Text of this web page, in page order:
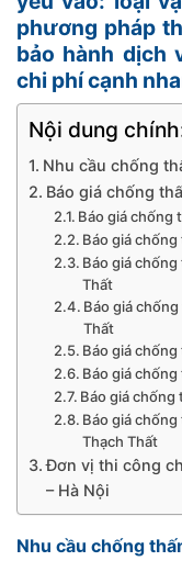
phương pháp
bảo hành dịch
chi phí cạnh
Nội dung
Nhu cầu chống
Báo giá chống
Báo giá chống
Báo giá
Báo giá
Thất
Báo giá
Thất
Báo giá
Báo giá
Báo giá chống
Báo giá
Thạch Thất
Đơn vị thi công
– Hà Nội
Nhu cầu chống